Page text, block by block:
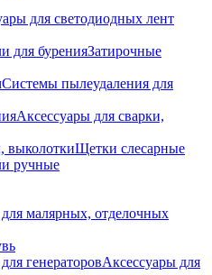
для светодиодных лент
для буренияЗатирочные
Системы пылеудаления для
Аксессуары для сварки,
выколоткиЩетки слесарные
ручные
малярных, отделочных
генераторовАксессуары для